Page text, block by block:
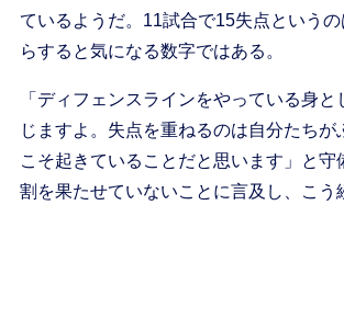
ているようだ。11試合で15失点という
らすると気になる数字ではある。
「ディフェンスラインをやっている身
じますよ。失点を重ねるのは自分たちが
こそ起きていることだと思います」と守
割を果たせていないことに言及し、こう